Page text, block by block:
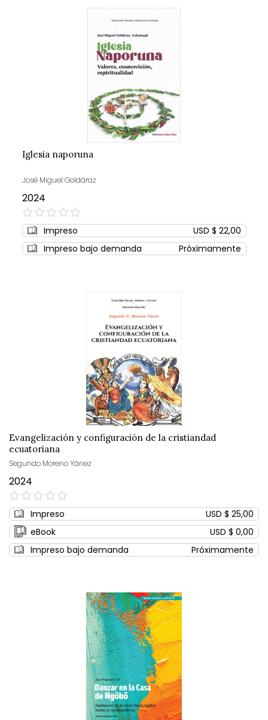
Iglesia naporuna
José Miguel Goldáraz
2024
0%
Impreso
USD $ 22,00
Impreso bajo demanda
Próximamente
Evangelización y configuración de la cristiandad
ecuatoriana
Segundo Moreno Yánez
2024
0%
Impreso
USD $ 25,00
eBook
USD $ 0,00
Impreso bajo demanda
Próximamente